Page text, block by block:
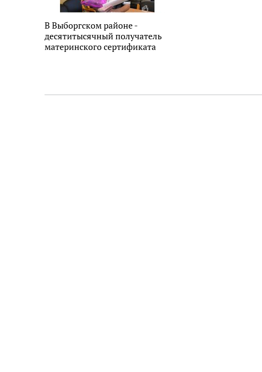
В Выборгском районе -
десятитысячный получатель
материнского сертификата